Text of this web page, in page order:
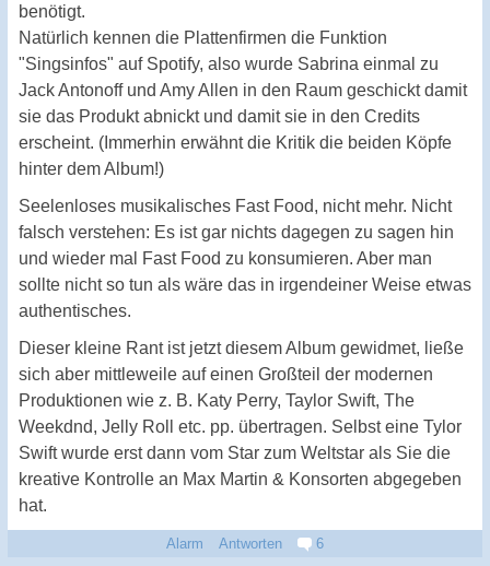
benötigt.
Natürlich kennen die Plattenfirmen die Funktion
"Singsinfos" auf Spotify, also wurde Sabrina einmal zu
Jack Antonoff und Amy Allen in den Raum geschickt damit
sie das Produkt abnickt und damit sie in den Credits
erscheint. (Immerhin erwähnt die Kritik die beiden Köpfe
hinter dem Album!)
Seelenloses musikalisches Fast Food, nicht mehr. Nicht
falsch verstehen: Es ist gar nichts dagegen zu sagen hin
und wieder mal Fast Food zu konsumieren. Aber man
sollte nicht so tun als wäre das in irgendeiner Weise etwas
authentisches.
Dieser kleine Rant ist jetzt diesem Album gewidmet, ließe
sich aber mittleweile auf einen Großteil der modernen
Produktionen wie z. B. Katy Perry, Taylor Swift, The
Weekdnd, Jelly Roll etc. pp. übertragen. Selbst eine Tylor
Swift wurde erst dann vom Star zum Weltstar als Sie die
kreative Kontrolle an Max Martin & Konsorten abgegeben
hat.
Alarm Antworten 6